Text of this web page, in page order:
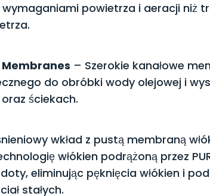
wymaganiami powietrza i aeracji niż
Membranes – Szerokie kanałowe
do obróbki wody olejowej i
ściekach.
wkład z pustą membraną
włókien podrążoną przez
eliminując pęknięcia włókien i
stałych.